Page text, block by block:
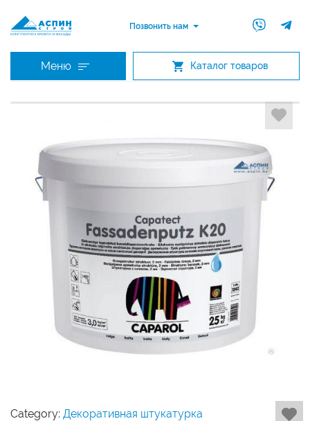
Позвонить нам
Меню Каталог товаров
Category: Декоративная штукатурка